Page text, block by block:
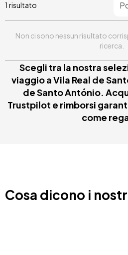
1 risultato
Non ci sono nessun risultato
ricerca.
Scegli tra la nostra
viaggio a Vila Real de
de Santo António.
Trustpilot e rimborsi
come
Cosa dicono i